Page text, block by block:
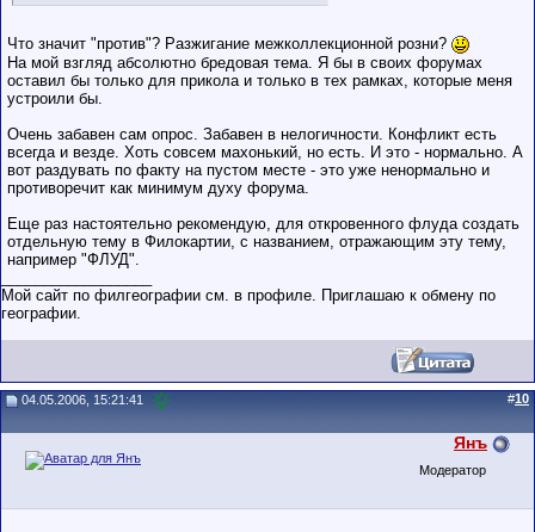
Что значит "против"? Разжигание межколлекционной розни?
На мой взгляд абсолютно бредовая тема. Я бы в своих форумах
оставил бы только для прикола и только в тех рамках, которые меня
устроили бы.
Очень забавен сам опрос. Забавен в нелогичности. Конфликт есть
всегда и везде. Хоть совсем махонький, но есть. И это - нормально. А
вот раздувать по факту на пустом месте - это уже ненормально и
противоречит как минимум духу форума.
Еще раз настоятельно рекомендую, для откровенного флуда создать
отдельную тему в Филокартии, с названием, отражающим эту тему,
например "ФЛУД".
Мой сайт по филгеографии см. в профиле. Приглашаю к обмену по
географии.
04.05.2006, 15:21:41 #10
Янъ
Модератор